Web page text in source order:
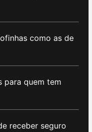
como as de
para quem tem
receber seguro